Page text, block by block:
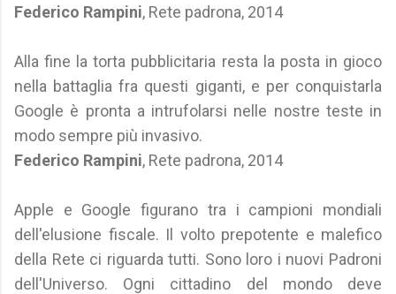
Federico Rampini, Rete padrona, 2014
Alla fine la torta pubblicitaria resta la posta in gioco
nella battaglia fra questi giganti, e per conquistarla
Google è pronta a intrufolarsi nelle nostre teste in
modo sempre più invasivo.
Federico Rampini, Rete padrona, 2014
Apple e Google figurano tra i campioni mondiali
dell'elusione fiscale. Il volto prepotente e malefico
della Rete ci riguarda tutti. Sono loro i nuovi Padroni
dell'Universo. Ogni cittadino del mondo deve